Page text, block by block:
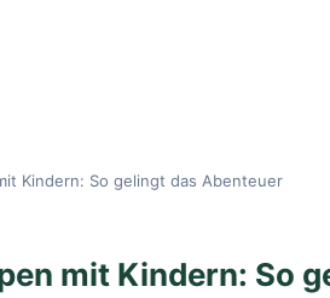
Kindern: So gelingt das Abenteuer
mit Kindern: So